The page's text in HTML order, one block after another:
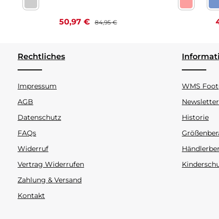
Nappa bianco Kaltfutter
Verkaufspreis:
50,97 € Regulärer Preis:
84,95 €
Celeste
Rechtliches
Impressum
AGB
Datenschutz
FAQs
Widerruf
Vertrag Widerrufen
Zahlung & Versand
Kontakt
WMS
Newsletter
Historie